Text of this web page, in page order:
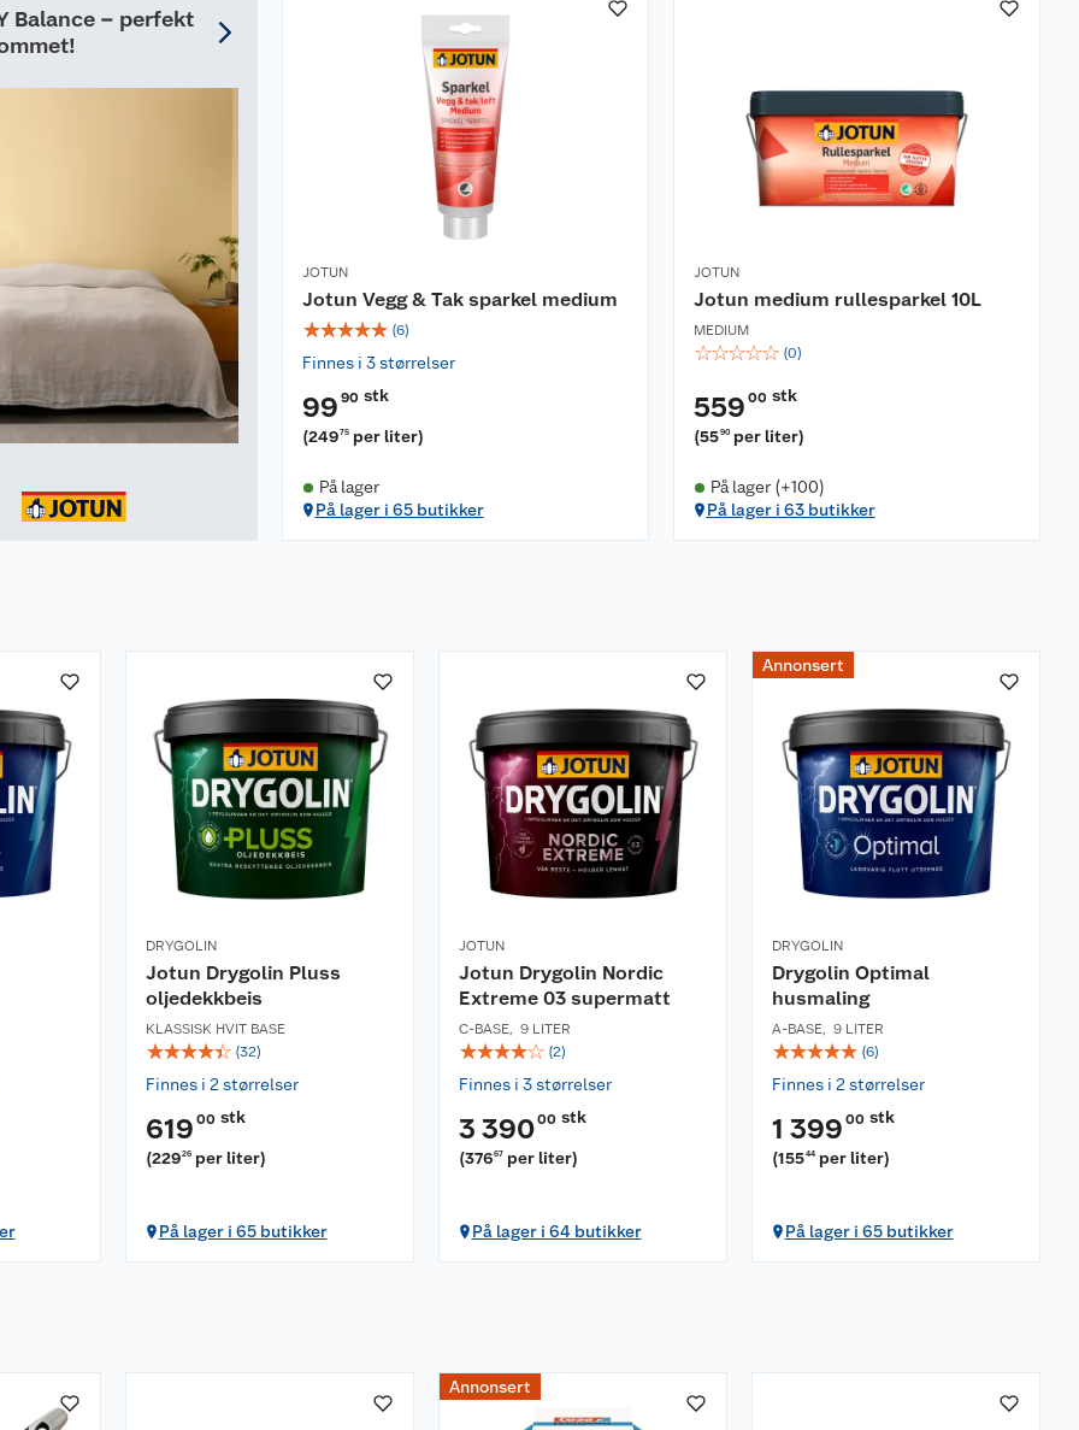
Balance – perfekt
JOTUN
Jotun Vegg & Tak sparkel medium
☆☆☆☆☆ (6)
Finnes i 3 størrelser
99 90 stk
(24975 per liter)
På lager
På lager i 65 butikker
JOTUN
Jotun medium rullesparkel 10L
MEDIUM
☆☆☆☆☆ (0)
559 00 stk
(5590 per liter)
På lager (+100)
På lager i 63 butikker
DRYGOLIN
Jotun Drygolin Pluss
oljedekkbeis
KLASSISK HVIT BASE
☆☆☆☆☆ (32)
Finnes i 2 størrelser
619 00 stk
(22926 per liter)
På lager i 65 butikker
JOTUN
Jotun Drygolin Nordic
Extreme 03 supermatt
C-BASE, 9 LITER
☆☆☆☆☆ (2)
Finnes i 3 størrelser
3 39000 stk
(37667 per liter)
På lager i 64 butikker
Annonsert
DRYGOLIN
Drygolin Optimal
husmaling
A-BASE, 9 LITER
☆☆☆☆☆ (6)
Finnes i 2 størrelser
1 399 00 stk
(15544 per liter)
På lager i 65 butikker
Annonsert